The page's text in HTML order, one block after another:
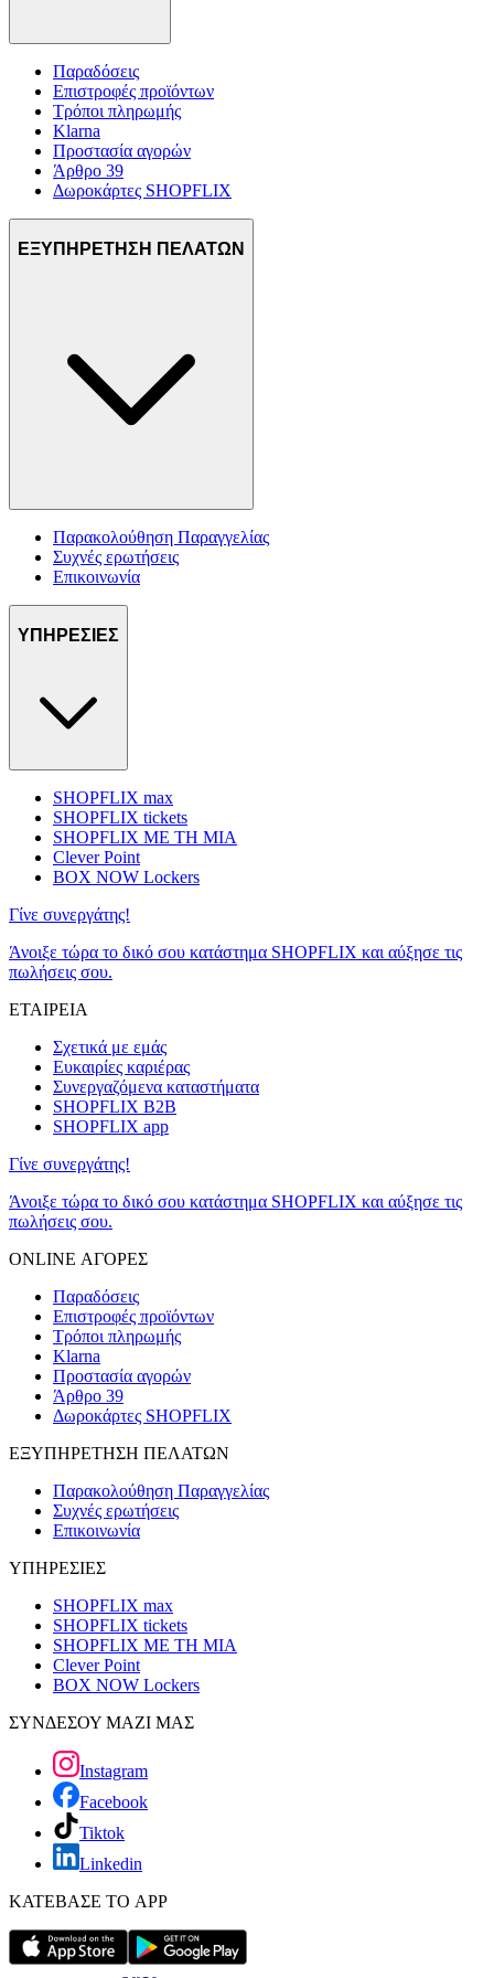
δικτύωσης, διαφημίσεων και ανάλυσης.
Παραδόσεις
Επιστροφές προϊόντων
Τρόποι πληρωμής
Klarna
Προστασία αγορών
Άρθρο 39
Δωροκάρτες SHOPFLIX
ΕΞΥΠΗΡΕΤΗΣΗ ΠΕΛΑΤΩΝ
Παρακολούθηση Παραγγελίας
Συχνές ερωτήσεις
Επικοινωνία
ΥΠΗΡΕΣΙΕΣ
SHOPFLIX max
SHOPFLIX tickets
SHOPFLIX ΜΕ ΤΗ ΜΙΑ
Clever Point
BOX NOW Lockers
Γίνε συνεργάτης!
Άνοιξε τώρα το δικό σου κατάστημα SHOPFLIX και αύξησε τις
πωλήσεις σου.
ΕΤΑΙΡΕΙΑ
Σχετικά με εμάς
Ευκαιρίες καριέρας
Συνεργαζόμενα καταστήματα
SHOPFLIX B2B
SHOPFLIX app
Γίνε συνεργάτης!
Άνοιξε τώρα το δικό σου κατάστημα SHOPFLIX και αύξησε τις
πωλήσεις σου.
ONLINE ΑΓΟΡΕΣ
Παραδόσεις
Επιστροφές προϊόντων
Τρόποι πληρωμής
Klarna
Προστασία αγορών
Άρθρο 39
Δωροκάρτες SHOPFLIX
ΕΞΥΠΗΡΕΤΗΣΗ ΠΕΛΑΤΩΝ
Παρακολούθηση Παραγγελίας
Συχνές ερωτήσεις
Επικοινωνία
ΥΠΗΡΕΣΙΕΣ
SHOPFLIX max
SHOPFLIX tickets
SHOPFLIX ΜΕ ΤΗ ΜΙΑ
Clever Point
BOX NOW Lockers
ΣΥΝΔΕΣΟΥ ΜΑΖΙ ΜΑΣ
Instagram
Facebook
Tiktok
Linkedin
ΚΑΤΕΒΑΣΕ ΤΟ APP